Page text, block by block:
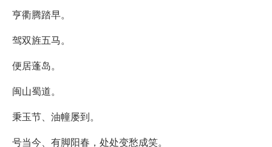
亨衢腾踏早。
驾双旌五马。
便居蓬岛。
闽山蜀道。
秉玉节、油幢屡到。
号当今、有脚阳春，处处变愁成笑。